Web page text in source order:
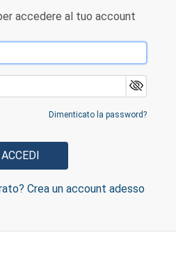
accedere al tuo account
Dimenticato la password?
Crea un account adesso